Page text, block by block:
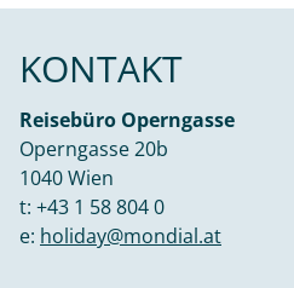
KONTAKT
Reisebüro Operngasse
Operngasse 20b
1040 Wien
t: +43 1 58 804 0
e: holiday@mondial.at